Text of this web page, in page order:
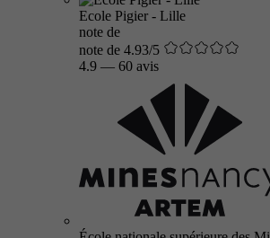
Ecole Pigier - Lille
note de
note de 4.93/5
4.9 — 60 avis